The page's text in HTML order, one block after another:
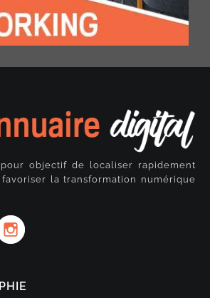
pour objectif de localiser rapidement
la transformation numérique